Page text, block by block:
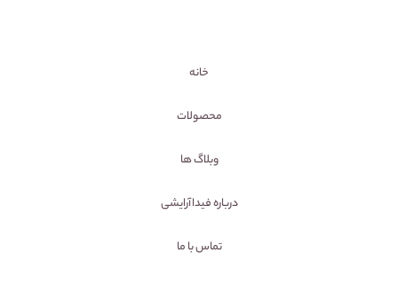
خانه
محصولات
وبلاگ ها
درباره فیداآرایشی
تماس با ما